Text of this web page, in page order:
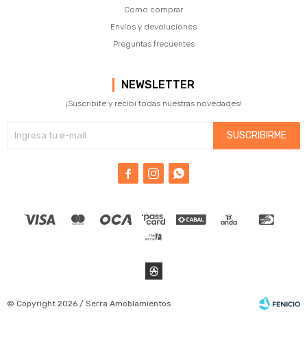
Como comprar
Envíos y devoluciones
Preguntas frecuentes
NEWSLETTER
¡Suscribite y recibí todas nuestras novedades!
SUSCRIBIRME
  
© Copyright 2026 / Serra Amoblamientos